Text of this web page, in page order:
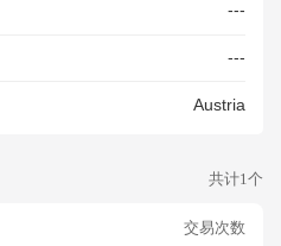
---
---
Austria
共计1个
交易次数